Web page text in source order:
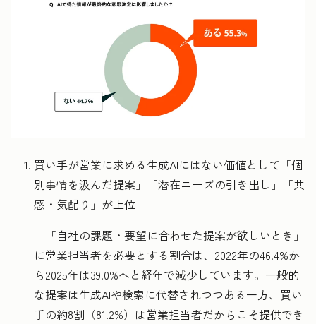
買い手が営業に求める生成AIにはない価値として「個
別事情を汲んだ提案」「潜在ニーズの引き出し」「共
感・気配り」が上位
「自社の課題・要望に合わせた提案が欲しいとき」
に営業担当者を必要とする割合は、2022年の46.4%か
ら2025年は39.0%へと経年で減少しています。一般的
な提案は生成AIや検索に代替されつつある一方、買い
手の約8割（81.2%）は営業担当者だからこそ提供でき